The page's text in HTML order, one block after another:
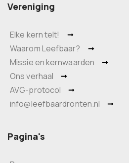
Vereniging
Elke kern telt!
Waarom Leefbaar?
Missie en kernwaarden
Ons verhaal
AVG-protocol
info@leefbaardronten.nl
Pagina's